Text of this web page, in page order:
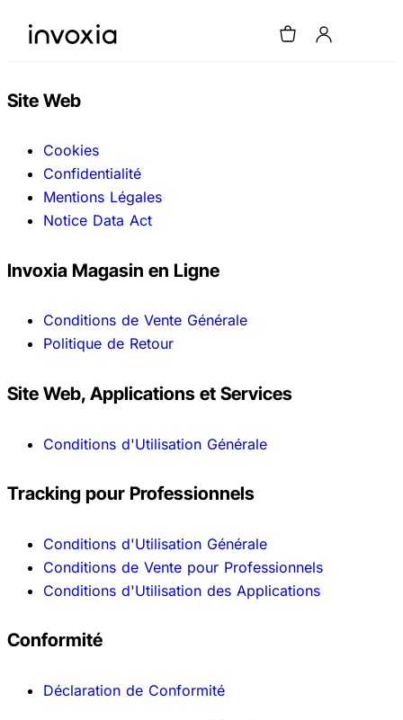
Site Web
Cookies
Confidentialité
Mentions Légales
Notice Data Act
Invoxia Magasin en Ligne
Conditions de Vente Générale
Politique de Retour
Site Web, Applications et Services
Conditions d'Utilisation Générale
Tracking pour Professionnels
Conditions d'Utilisation Générale
Conditions de Vente pour Professionnels
Conditions d'Utilisation des Applications
Conformité
Déclaration de Conformité